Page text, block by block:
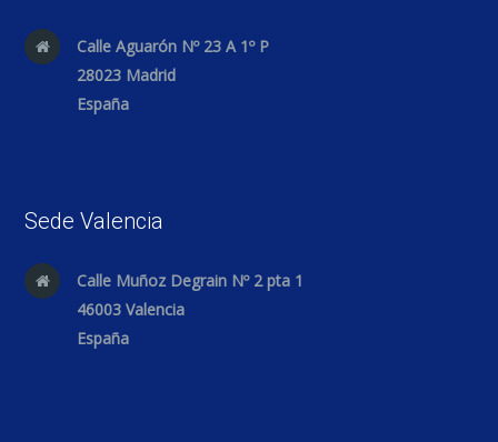
Calle Aguarón Nº 23 A 1º P
28023 Madrid
España
Sede Valencia
Calle Muñoz Degrain Nº 2 pta 1
46003 Valencia
España